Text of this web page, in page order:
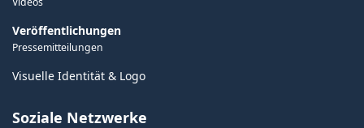
Veröffentlichungen
Pressemitteilungen
Visuelle Identität & Logo
Soziale Netzwerke